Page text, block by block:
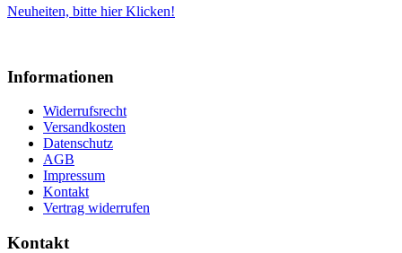
Neuheiten, bitte hier Klicken!
Informationen
Widerrufsrecht
Versandkosten
Datenschutz
AGB
Impressum
Kontakt
Vertrag widerrufen
Kontakt